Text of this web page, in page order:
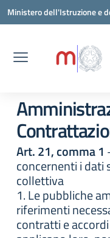
Vai ai contenuti
Vai al menu di navigazione
Vai al footer
Ministero dell'Istruzione e
Art. 21, comma 1
concernenti i
collettiva
1. Le pubbliche
riferimenti
contratti e